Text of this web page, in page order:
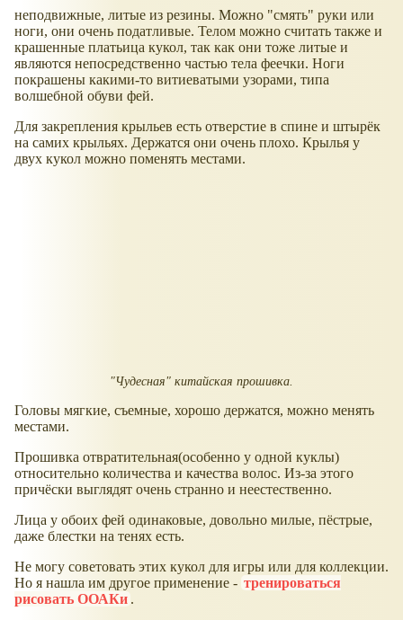
неподвижные, литые из резины. Можно "смять" руки или
ноги, они очень податливые. Телом можно считать также и
крашенные платьица кукол, так как они тоже литые и
являются непосредственно частью тела феечки. Ноги
покрашены какими-то витиеватыми узорами, типа
волшебной обуви фей.
Для закрепления крыльев есть отверстие в спине и штырёк
на самих крыльях. Держатся они очень плохо. Крылья у
двух кукол можно поменять местами.
"Чудесная" китайская прошивка.
Головы мягкие, съемные, хорошо держатся, можно менять
местами.
Прошивка отвратительная(особенно у одной куклы)
относительно количества и качества волос. Из-за этого
причёски выглядят очень странно и неестественно.
Лица у обоих фей одинаковые, довольно милые, пёстрые,
даже блестки на тенях есть.
Не могу советовать этих кукол для игры или для коллекции.
Но я нашла им другое применение - тренироваться
рисовать ООАКи .